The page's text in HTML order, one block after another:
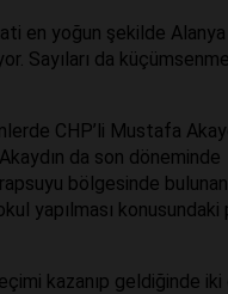
en yoğun şekilde
Sayıları da
CHP’li Mustafa
da son döneminde
bölgesinde
yapılması konusundaki
kazanıp geldiğinde iki